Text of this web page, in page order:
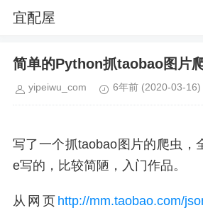
宜配屋
简单的Python抓taobao图片
yipeiwu_com 6年前 (2020-03-16)
写了一个抓taobao图片的爬虫，
e写的，比较简陋，入门作品。
从网页 http://mm.taobao.com/